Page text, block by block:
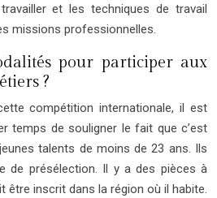
et les techniques de travail
missions professionnelles.
pour participer aux
?
compétition internationale, il est
temps de souligner le fait que c’est
talents de moins de 23 ans. Ils
de présélection. Il y a des pièces à
être inscrit dans la région où il habite.